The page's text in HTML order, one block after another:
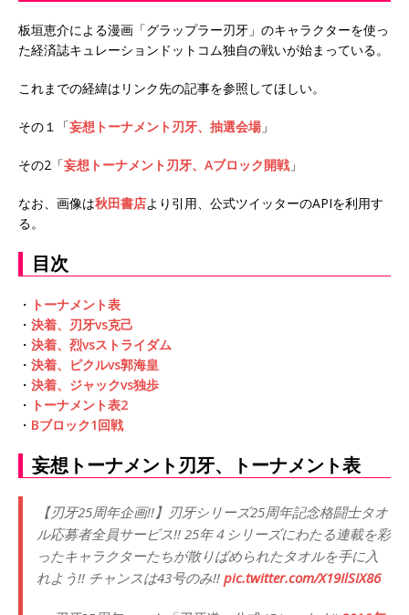
板垣恵介による漫画「グラップラー刃牙」のキャラクターを使っ
た経済誌キュレーションドットコム独自の戦いが始まっている。
これまでの経緯はリンク先の記事を参照してほしい。
その１「妄想トーナメント刃牙、抽選会場 」
その2「妄想トーナメント刃牙、Aブロック開戦 」
なお、画像は秋田書店より引用、公式ツイッターのAPIを利用す
る。
目次
・ トーナメント表
・ 決着、刃牙vs克己
・ 決着、烈vsストライダム
・ 決着、ピクルvs郭海皇
・ 決着、ジャックvs独歩
・ トーナメント表2
・ Bブロック1回戦
妄想トーナメント刃牙、トーナメント表
【刃牙25周年企画!!】刃牙シリーズ25周年記念格闘士タオ
ル応募者全員サービス!! 25年４シリーズにわたる連載を彩
ったキャラクターたちが散りばめられたタオルを手に入
れよう!! チャンスは43号のみ!! pic.twitter.com/X19IlSIX86